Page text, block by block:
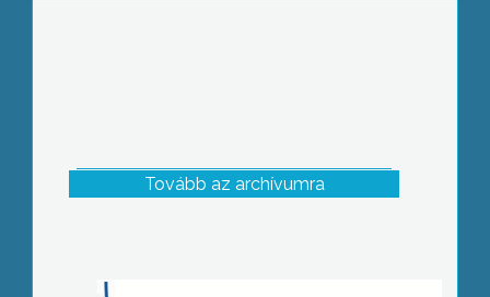
Tovább az archívumra